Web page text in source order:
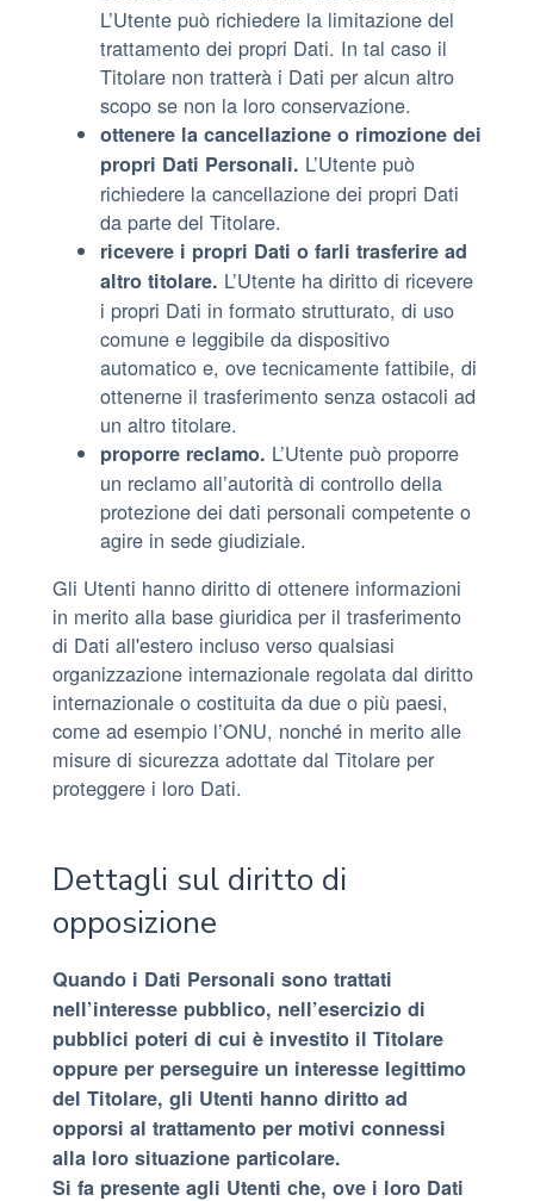
L’Utente può richiedere la limitazione del
trattamento dei propri Dati. In tal caso il
Titolare non tratterà i Dati per alcun altro
scopo se non la loro conservazione.
ottenere la cancellazione o rimozione dei
propri Dati Personali. L’Utente può
richiedere la cancellazione dei propri Dati
da parte del Titolare.
ricevere i propri Dati o farli trasferire ad
altro titolare. L’Utente ha diritto di ricevere
i propri Dati in formato strutturato, di uso
comune e leggibile da dispositivo
automatico e, ove tecnicamente fattibile, di
ottenerne il trasferimento senza ostacoli ad
un altro titolare.
proporre reclamo. L’Utente può proporre
un reclamo all’autorità di controllo della
protezione dei dati personali competente o
agire in sede giudiziale.
Gli Utenti hanno diritto di ottenere informazioni
in merito alla base giuridica per il trasferimento
di Dati all'estero incluso verso qualsiasi
organizzazione internazionale regolata dal diritto
internazionale o costituita da due o più paesi,
come ad esempio l’ONU, nonché in merito alle
misure di sicurezza adottate dal Titolare per
proteggere i loro Dati.
Dettagli sul diritto di
opposizione
Quando i Dati Personali sono trattati
nell’interesse pubblico, nell’esercizio di
pubblici poteri di cui è investito il Titolare
oppure per perseguire un interesse legittimo
del Titolare, gli Utenti hanno diritto ad
opporsi al trattamento per motivi connessi
alla loro situazione particolare.
Si fa presente agli Utenti che, ove i loro Dati